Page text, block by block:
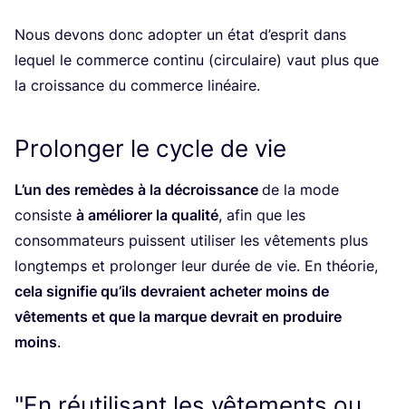
Nous devons donc adop­ter un état d’es­prit dans
lequel le com­merce conti­nu (cir­cu­laire) vaut plus que
la crois­sance du com­merce linéaire.
Prolonger le cycle de vie
L’un des remèdes à la décrois­sance de la mode
consiste à amé­lio­rer la qua­li­té, afin que les
consom­ma­teurs puissent uti­li­ser les vête­ments plus
long­temps et pro­lon­ger leur durée de vie. En théo­rie,
cela signi­fie qu’ils devraient ache­ter moins de
vête­ments et que la marque devrait en pro­duire
moins.